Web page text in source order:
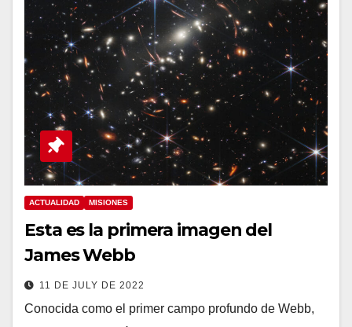
ACTUALIDAD MISIONES
Esta es la primera imagen del
James Webb
11 DE JULY DE 2022
Conocida como el primer campo profundo de Webb,